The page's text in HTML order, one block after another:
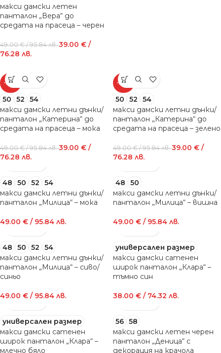
макси дамски летен
панталон „Вера“ до
средата на прасеца – черен
49.00€/ 95.84 лв.39.00 € /
76.28 лв.
-20%
50 52
54
макси дамски летни дънки/
панталон „Катерина“ до
средата на прасеца – мока
49.00€/ 95.84 лв.39.00 € /
76.28 лв.
-20%
50 52
54
макси дамски летни дънки/
панталон „Катерина“ до
средата на прасеца – зелено
49.00€/ 95.84 лв.39.00 € /
76.28 лв.
48 50 52
54
макси дамски летни дънки/
панталон „Милица“ – мока
49.00 € / 95.84 лв.
48
50
макси дамски летни дънки/
панталон „Милица“ – вишна
49.00 € / 95.84 лв.
48 50 52
54
макси дамски летни дънки/
панталон „Милица“ – сиво/
синьо
49.00 € / 95.84 лв.
универсален размер
макси дамски сатенен
широк панталон „Клара“ –
тъмно син
38.00 € / 74.32 лв.
универсален размер
макси дамски сатенен
широк панталон „Клара“ –
млечно бяло
56 58
макси дамски летен черен
панталон „Деница“ с
декорация на крачола